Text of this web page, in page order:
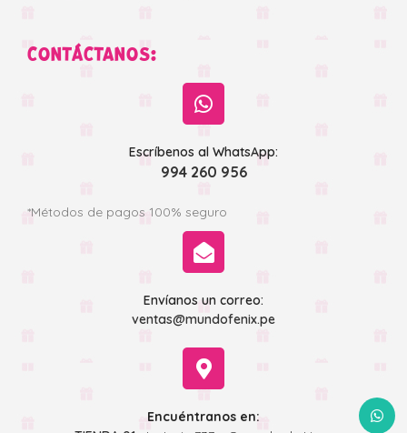
CONTÁCTANOS:
Escríbenos al WhatsApp:
994 260 956
*Métodos de pagos 100% seguro
Envíanos un correo:
ventas@mundofenix.pe
Encuéntranos en: